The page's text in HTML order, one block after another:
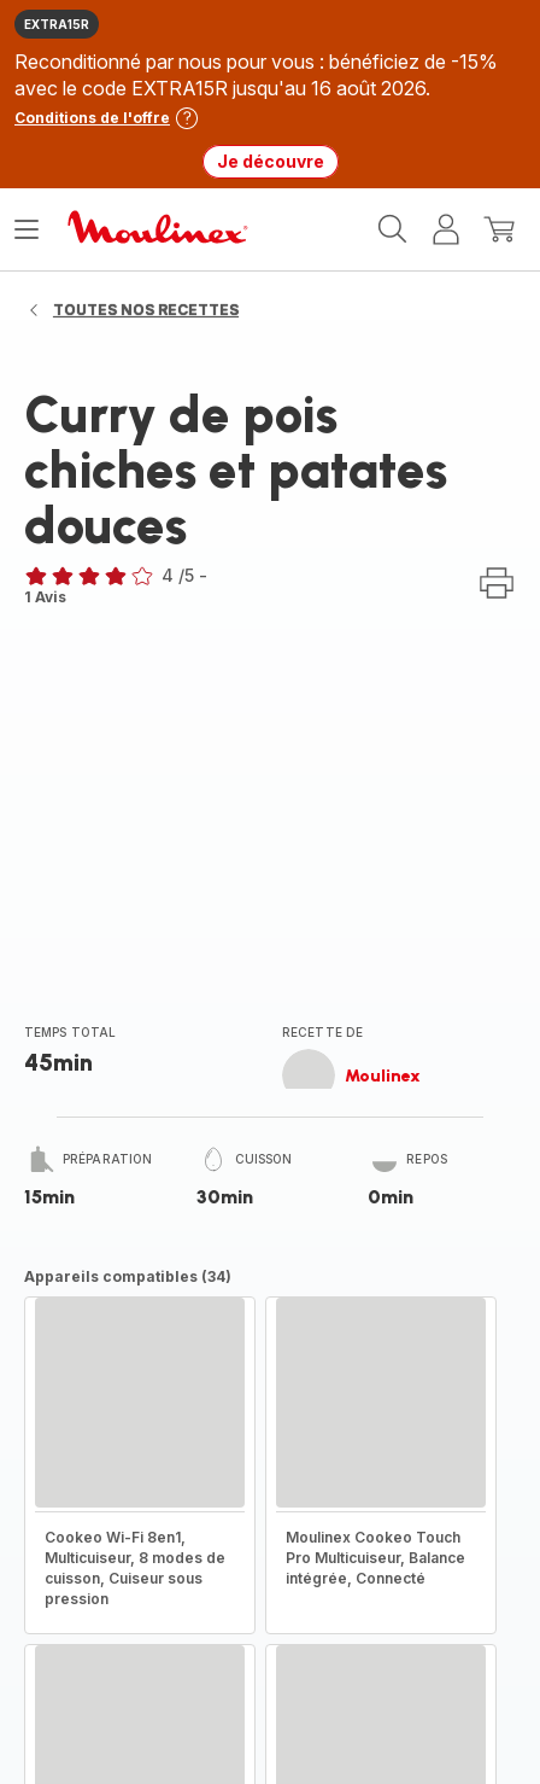
EXTRA15R
Reconditionné par nous pour vous : bénéficiez de -15%
avec le code EXTRA15R jusqu'au 16 août 2026.
Conditions de l'offre
Je découvre
MonMon
Ouvrir
TOUTES NOS RECETTES
Curry de pois
chiches et patates
douces
Avis
4 /5 -
1 Avis
TEMPS TOTAL
45min
RECETTE DE
Moulinex
PRÉPARATION
15min
CUISSON
30min
REPOS
0min
Appareils compatibles (34)
Cookeo Wi-Fi 8en1,
Multicuiseur, 8 modes de
cuisson, Cuiseur sous
pression
Moulinex Cookeo Touch
Pro Multicuiseur, Balance
intégrée, Connecté